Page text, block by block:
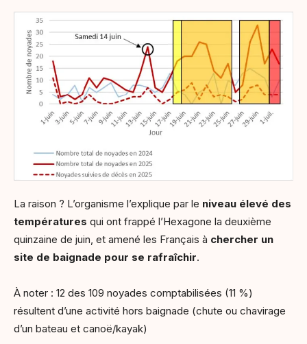
La raison ? L’organisme l’explique par le niveau élevé des
températures qui ont frappé l’Hexagone la deuxième
quinzaine de juin, et amené les Français à chercher un
site de baignade pour se rafraîchir.
À noter : 12 des 109 noyades comptabilisées (11 %)
résultent d’une activité hors baignade (chute ou chavirage
d’un bateau et canoë/kayak)